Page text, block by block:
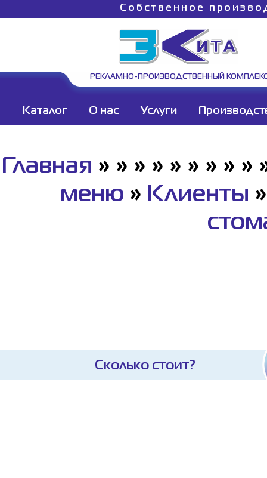
Собственное
РЕКЛАМНО-ПРОИЗВОДСТВЕННЫЙ
Каталог О нас Услуги
Главная » » » » » » » » »
меню » Клиенты
Сколько стоит?